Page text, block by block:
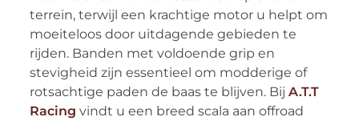
terrein, terwijl een krachtige motor u helpt om
moeiteloos door uitdagende gebieden te
rijden. Banden met voldoende grip en
stevigheid zijn essentieel om modderige of
rotsachtige paden de baas te blijven. Bij A.T.T
Racing vindt u een breed scala aan offroad